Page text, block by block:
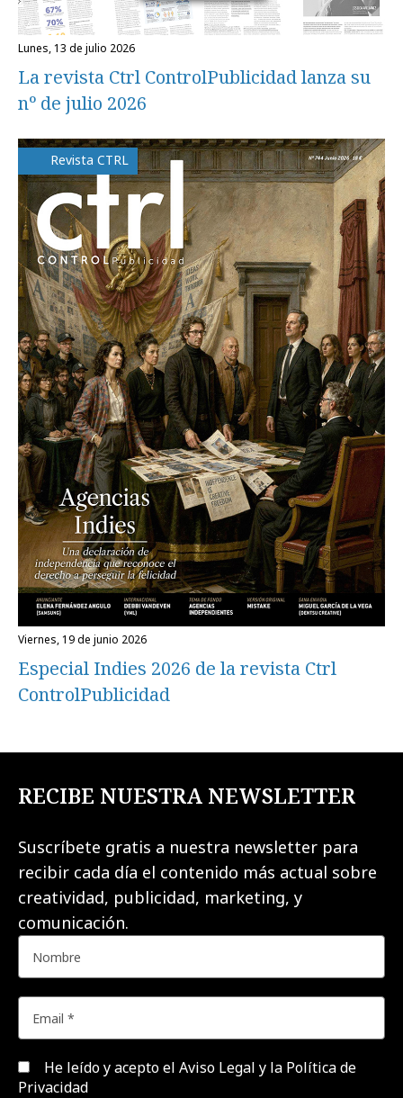
lunes, 13 de julio 2026
La revista Ctrl ControlPublicidad lanza su
nº de julio 2026
Revista CTRL
viernes, 19 de junio 2026
Especial Indies 2026 de la revista Ctrl
ControlPublicidad
RECIBE NUESTRA NEWSLETTER
Suscríbete gratis a nuestra newsletter para
recibir cada día el contenido más actual sobre
creatividad, publicidad, marketing, y
comunicación.
He leído y acepto el Aviso Legal y la Política de
Privacidad